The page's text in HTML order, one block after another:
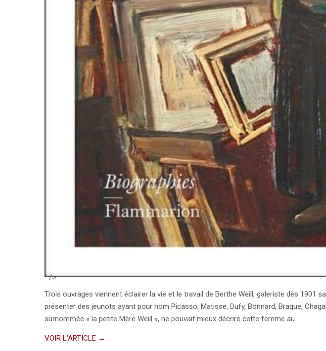
" />
Trois ouvrages viennent éclairer la vie et le travail de Berthe Weill, galeriste dès
présenter des jeunots ayant pour nom Picasso, Matisse, Dufy, Bonnard, Braque,
surnommée « la petite Mère Weill », ne pouvait mieux décrire cette femme au …
VOIR L'ARTICLE →